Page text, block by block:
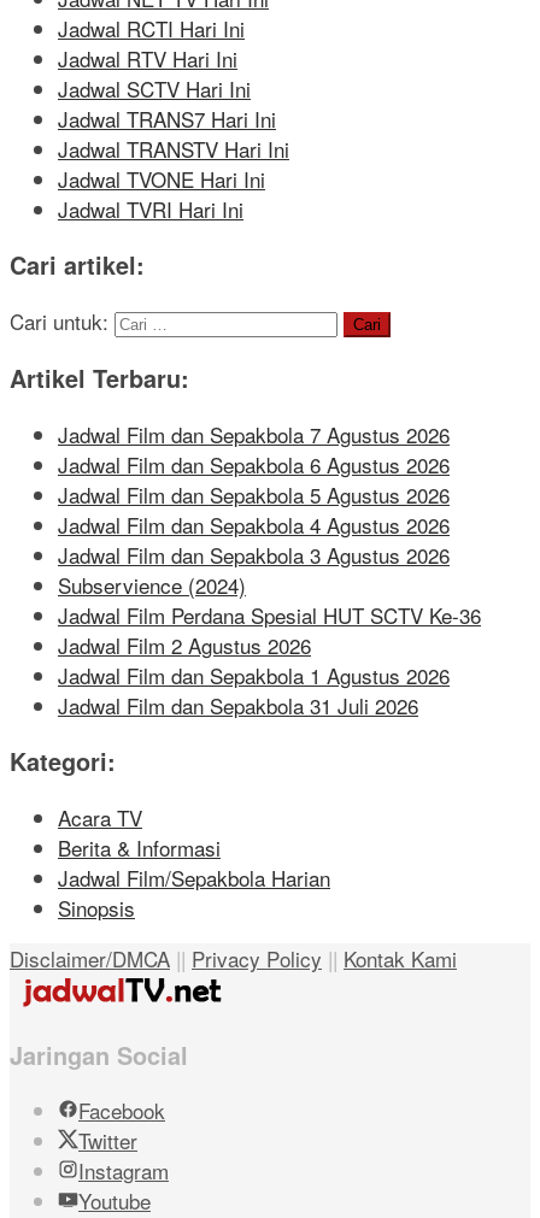
Jadwal RCTI Hari Ini
Jadwal RTV Hari Ini
Jadwal SCTV Hari Ini
Jadwal TRANS7 Hari Ini
Jadwal TRANSTV Hari Ini
Jadwal TVONE Hari Ini
Jadwal TVRI Hari Ini
Cari artikel:
Cari untuk:
Artikel Terbaru:
Jadwal Film dan Sepakbola 7 Agustus 2026
Jadwal Film dan Sepakbola 6 Agustus 2026
Jadwal Film dan Sepakbola 5 Agustus 2026
Jadwal Film dan Sepakbola 4 Agustus 2026
Jadwal Film dan Sepakbola 3 Agustus 2026
Subservience (2024)
Jadwal Film Perdana Spesial HUT SCTV Ke-36
Jadwal Film 2 Agustus 2026
Jadwal Film dan Sepakbola 1 Agustus 2026
Jadwal Film dan Sepakbola 31 Juli 2026
Kategori:
Acara TV
Berita & Informasi
Jadwal Film/Sepakbola Harian
Sinopsis
Disclaimer/DMCA || Privacy Policy || Kontak Kami
Jaringan Social
Facebook
Twitter
Instagram
Youtube